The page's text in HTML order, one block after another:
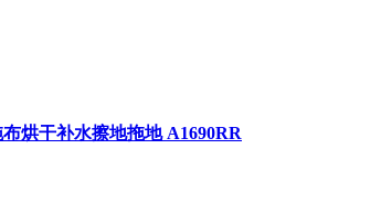
烘干补水擦地拖地 A1690RR